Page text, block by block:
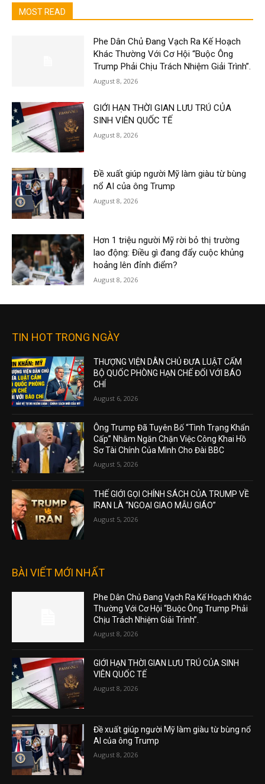
MOST READ
Phe Dân Chủ Đang Vạch Ra Kế Hoạch
Khác Thường Với Cơ Hội “Buộc Ông
Trump Phải Chịu Trách Nhiệm Giải Trình”.
August 8, 2026
GIỚI HẠN THỜI GIAN LƯU TRÚ CỦA
SINH VIÊN QUỐC TẾ
August 8, 2026
Đề xuất giúp người Mỹ làm giàu từ bùng
nổ AI của ông Trump
August 8, 2026
Hơn 1 triệu người Mỹ rời bỏ thị trường
lao động: Điều gì đang đẩy cuộc khủng
hoảng lên đỉnh điểm?
August 8, 2026
TIN HOT TRONG NGÀY
THƯỢNG VIỆN DÂN CHỦ ĐƯA LUẬT CẤM
BỘ QUỐC PHÒNG HẠN CHẾ ĐỐI VỚI BÁO
CHÍ
August 6, 2026
Ông Trump Đã Tuyên Bố “Tình Trạng Khẩn
Cấp” Nhằm Ngăn Chặn Việc Công Khai Hồ
Sơ Tài Chính Của Mình Cho Đài BBC
August 5, 2026
THẾ GIỚI GỌI CHÍNH SÁCH CỦA TRUMP VỀ
IRAN LÀ “NGOẠI GIAO MẪU GIÁO”
August 5, 2026
BÀI VIẾT MỚI NHẤT
Phe Dân Chủ Đang Vạch Ra Kế Hoạch Khác
Thường Với Cơ Hội “Buộc Ông Trump Phải
Chịu Trách Nhiệm Giải Trình”.
August 8, 2026
GIỚI HẠN THỜI GIAN LƯU TRÚ CỦA SINH
VIÊN QUỐC TẾ
August 8, 2026
Đề xuất giúp người Mỹ làm giàu từ bùng nổ
AI của ông Trump
August 8, 2026